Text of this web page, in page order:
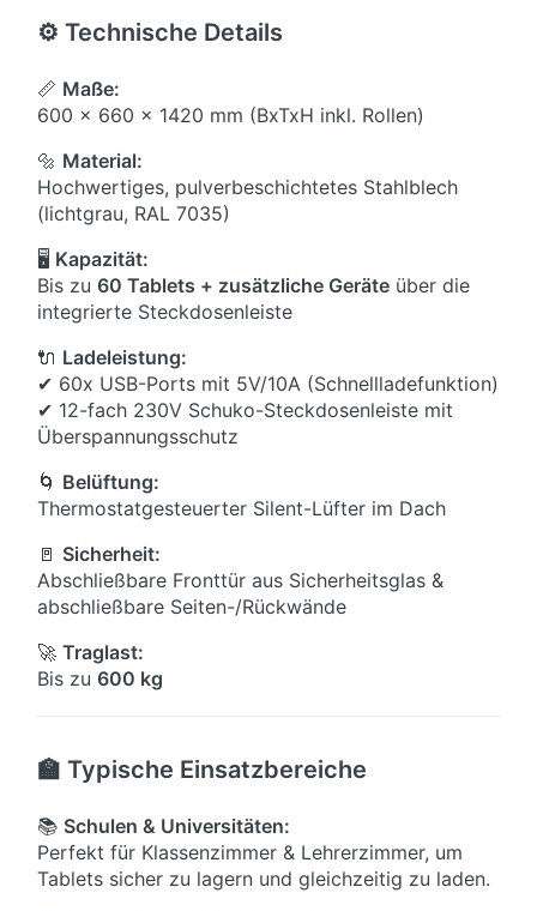
⚙ Technische Details
📏 Maße:
600 x 660 x 1420 mm (BxTxH inkl. Rollen)
🔩 Material:
Hochwertiges, pulverbeschichtetes Stahlblech
(lichtgrau, RAL 7035)
🖥 Kapazität:
Bis zu 60 Tablets + zusätzliche Geräte über die
integrierte Steckdosenleiste
🔌 Ladeleistung:
✔ 60x USB-Ports mit 5V/10A (Schnellladefunktion)
✔ 12-fach 230V Schuko-Steckdosenleiste mit
Überspannungsschutz
🌀 Belüftung:
Thermostatgesteuerter Silent-Lüfter im Dach
🚪 Sicherheit:
Abschließbare Fronttür aus Sicherheitsglas &
abschließbare Seiten-/Rückwände
🚀 Traglast:
Bis zu 600 kg
🏫 Typische Einsatzbereiche
📚 Schulen & Universitäten:
Perfekt für Klassenzimmer & Lehrerzimmer, um
Tablets sicher zu lagern und gleichzeitig zu laden.